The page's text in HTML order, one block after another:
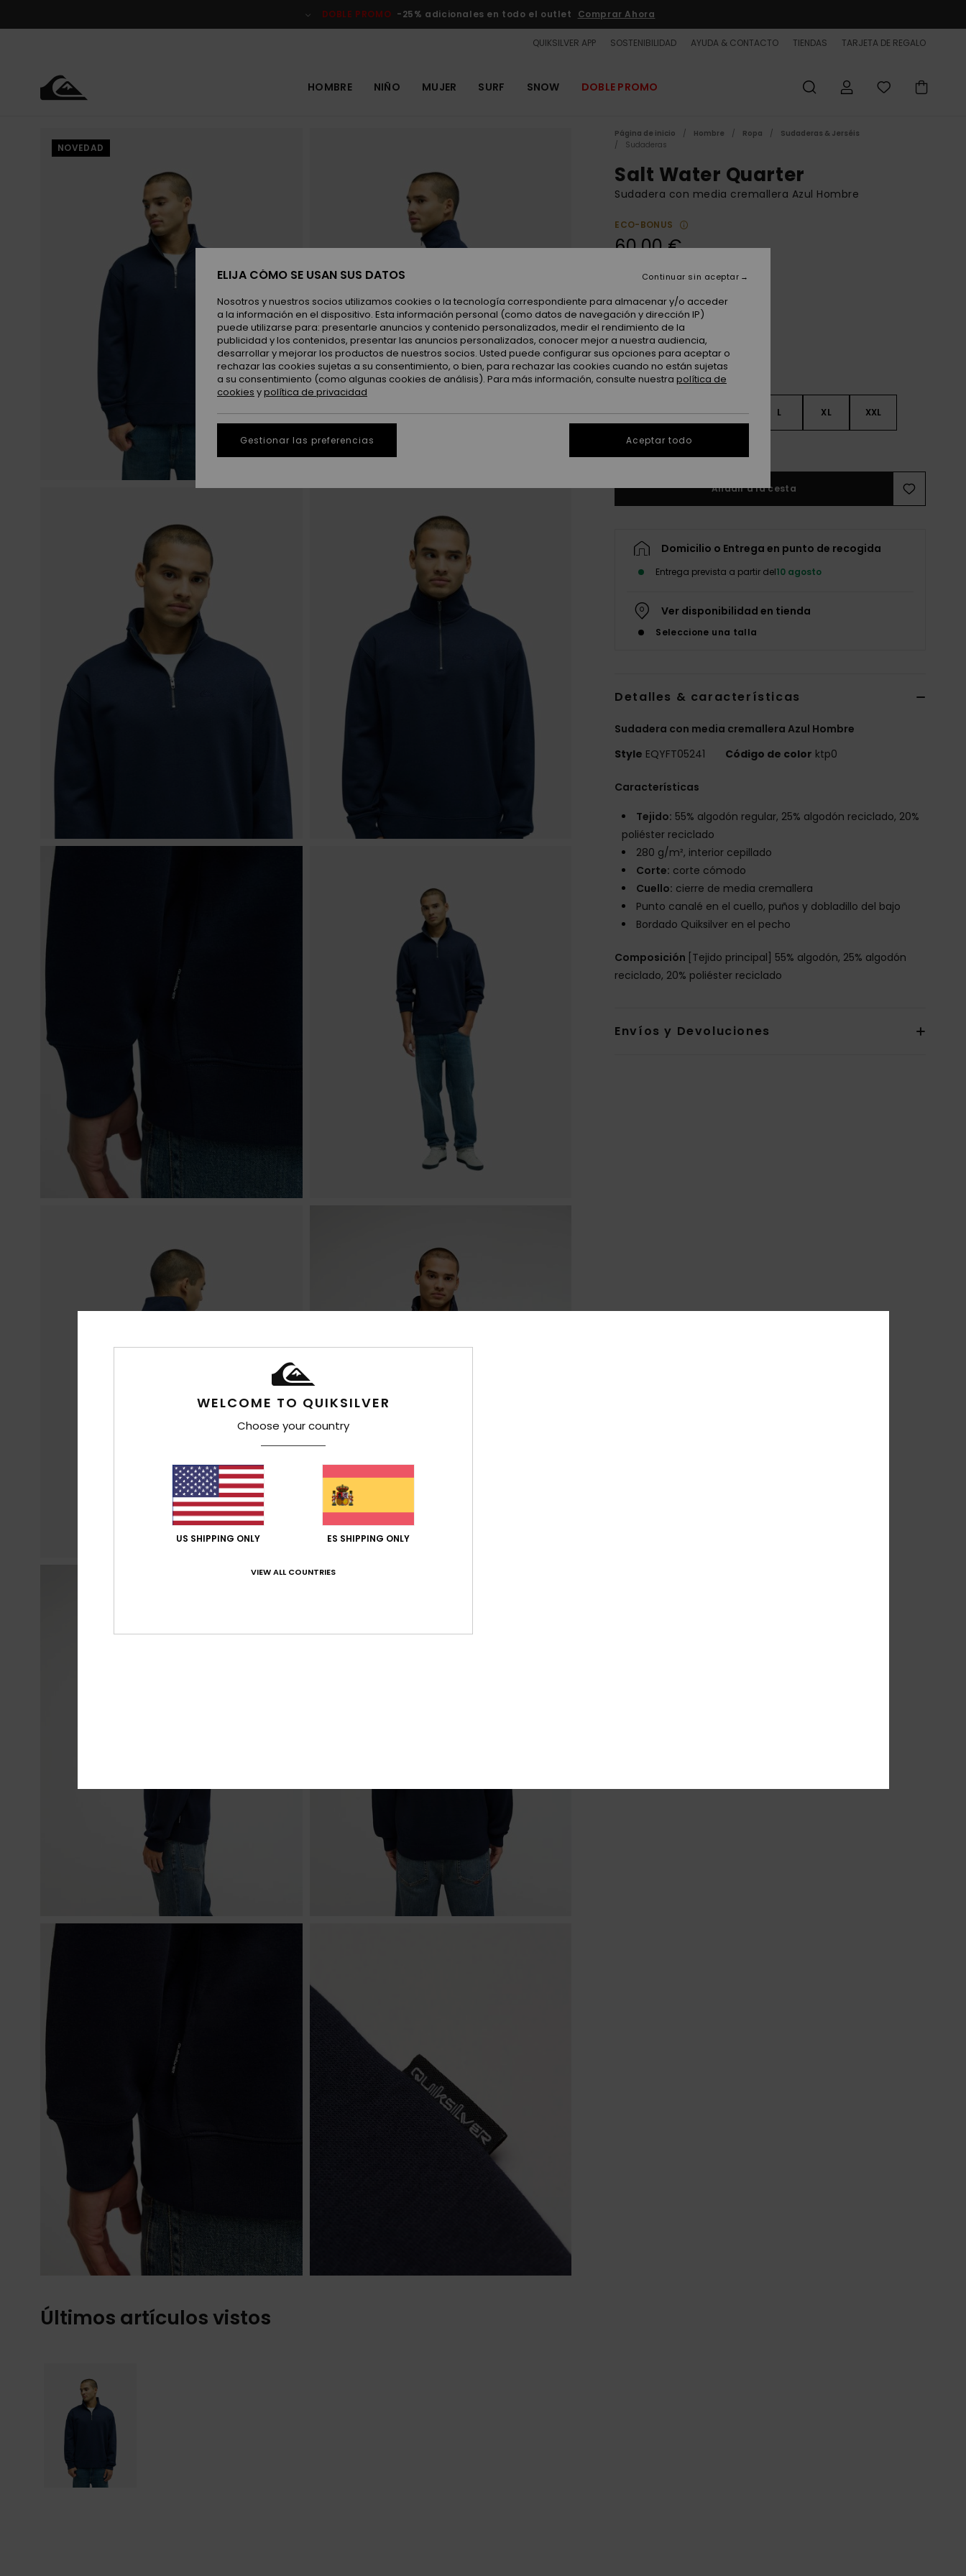
del
DOBLE PROMO -25% adicionales en todo el outlet Comprar Ahora
QUIKSILVER APP SOSTENIBILIDAD AYUDA & CONTACTO TIENDAS TARJETA DE REGALO
HOMBRE NIÑO MUJER SURF SNOW DOBLE PROMO
NOVEDAD
Página de inicio Hombre Ropa
Sudaderas & Jerséis
Sudaderas
Salt Water Quarter
Sudadera con media cremallera Azul Hombre
ECO-BONUS
60,00 €
XS S M L XL XXL
Ver guía de tallas
Añadir a la cesta
Domicilio o Entrega en punto de recogida
Entrega prevista a partir del10 agosto
Ver disponibilidad en tienda
Seleccione una talla
Detalles & características
Sudadera con media cremallera Azul Hombre
Style EQYFT05241 Código de color ktp0
Características
Tejido: 55% algodón regular, 25% algodón reciclado, 20%
poliéster reciclado
280 g/m², interior cepillado
Corte: corte cómodo
Cuello: cierre de media cremallera
Punto canalé en el cuello, puños y dobladillo del bajo
Bordado Quiksilver en el pecho
Composición [Tejido principal] 55% algodón, 25% algodón
reciclado, 20% poliéster reciclado
Envíos y Devoluciones
Últimos artículos vistos
WELCOME TO QUIKSILVER
Choose your country
US SHIPPING ONLY ES SHIPPING ONLY
VIEW ALL COUNTRIES
ELIJA CÓMO SE USAN SUS DATOS
Nosotros y nuestros socios utilizamos cookies o la tecnología correspondiente para almacenar y/o acceder
a la información en el dispositivo. Esta información personal (como datos de navegación y dirección IP)
puede utilizarse para: presentarle anuncios y contenido personalizados, medir el rendimiento de la
publicidad y los contenidos, presentar las anuncios personalizados, conocer mejor a nuestra audiencia,
desarrollar y mejorar los productos de nuestros socios. Usted puede configurar sus opciones para aceptar o
rechazar las cookies sujetas a su consentimiento, o bien, para rechazar las cookies cuando no están sujetas
a su consentimiento (como algunas cookies de análisis). Para más información, consulte nuestra política de
cookies ypolítica de privacidad
Gestionar las preferencias
Continuar sin aceptar
Aceptar todo